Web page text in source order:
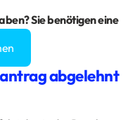
Sie benötigen eine
abgelehnt